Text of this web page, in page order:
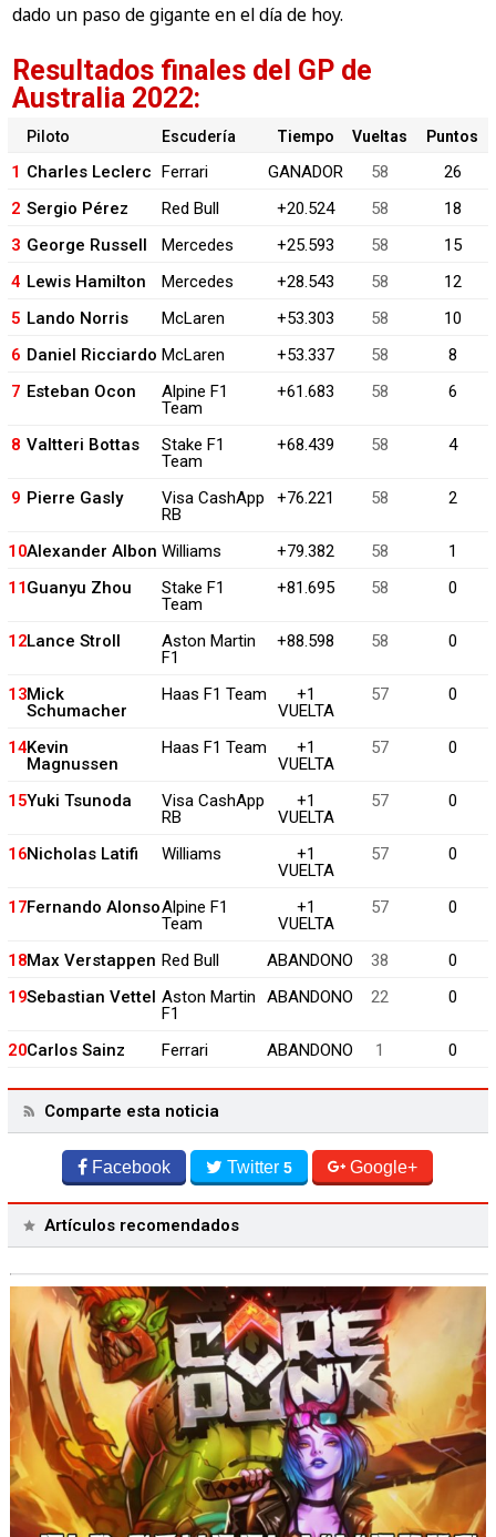
dado un paso de gigante en el día de hoy.
Resultados finales del GP de
Australia 2022:
Piloto Escudería Tiempo Vueltas Puntos
1 Charles Leclerc Ferrari GANADOR 58
26
2 Sergio Pérez Red Bull +20.524 58
18
3 George Russell Mercedes +25.593 58
15
4 Lewis Hamilton Mercedes +28.543 58
12
5 Lando Norris McLaren +53.303 58
10
6 Daniel Ricciardo McLaren +53.337 58
8
7 Esteban Ocon
Alpine F1
Team
+61.683 58 6
8 Valtteri Bottas
Stake F1
Team
+68.439 58 4
9 Pierre Gasly
Visa CashApp
RB
+76.221 58 2
10Alexander Albon Williams +79.382 58
1
11Guanyu Zhou
Stake F1
Team
+81.695 58 0
12Lance Stroll
Aston Martin
F1
+88.598 58 0
13Mick
Schumacher
Haas F1 Team
+1
VUELTA
57 0
14Kevin
Magnussen
Haas F1 Team
+1
VUELTA
57 0
15Yuki Tsunoda
Visa CashApp
RB
+1
VUELTA
57 0
16Nicholas Latifi Williams
+1
VUELTA
57 0
17Fernando AlonsoAlpine F1
Team
+1
VUELTA
57 0
18Max Verstappen Red Bull ABANDONO 38
0
19Sebastian Vettel Aston Martin
F1
ABANDONO 22 0
20Carlos Sainz Ferrari ABANDONO 1 0
Comparte esta noticia
Facebook Twitter5 Google+
Artículos recomendados